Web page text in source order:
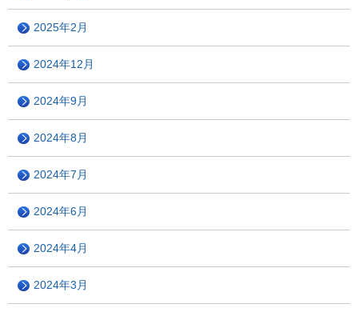
2025年2月
2024年12月
2024年9月
2024年8月
2024年7月
2024年6月
2024年4月
2024年3月